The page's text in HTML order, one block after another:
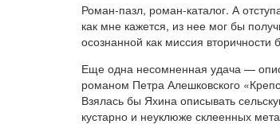
Роман-пазл, роман-каталог. А
как мне кажется, из нее мог бы
осознанной как миссия
Еще одна несомненная удача —
романом Петра Алешковского
Взялась бы Яхина описывать
кустарно и неуклюже склеенных